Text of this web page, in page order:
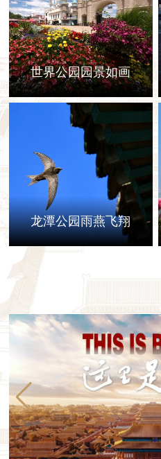
世界公园园景如画
龙潭公园雨燕飞翔